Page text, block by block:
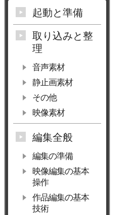
起動と準備
取り込みと整
理
音声素材
静止画素材
その他
映像素材
編集全般
編集の準備
映像編集の基本
操作
作品編集の基本
技術